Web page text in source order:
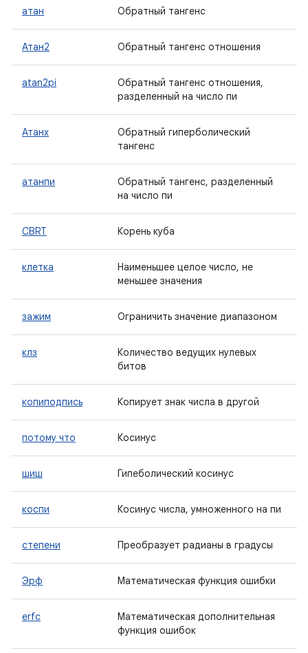
атан Обратный тангенс
Атан2 Обратный тангенс отношения
atan2pi
Обратный тангенс отношения,
разделенный на число пи
Атанх
Обратный гиперболический
тангенс
атанпи
Обратный тангенс, разделенный
на число пи
CBRT Корень куба
клетка
Наименьшее целое число, не
меньшее значения
зажим Ограничить значение диапазоном
клз
Количество ведущих нулевых
битов
копиподпись Копирует знак числа в другой
потому что Косинус
шиш Гипеболический косинус
коспи Косинус числа, умноженного на пи
степени Преобразует радианы в градусы
Эрф Математическая функция ошибки
erfc
Математическая дополнительная
функция ошибок